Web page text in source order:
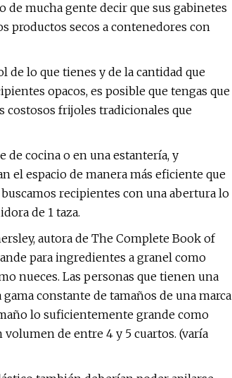
de mucha gente decir que sus gabinetes
productos secos a contenedores con
lo que tienes y de la cantidad que
opacos, es posible que tengas que
costosos frijoles tradicionales que
de cocina o en una estantería, y
el espacio de manera más eficiente que
recipientes con una abertura lo
de 1 taza.
autora de The Complete Book of
para ingredientes a granel como
nueces. Las personas que tienen una
constante de tamaños de una marca
lo suficientemente grande como
de entre 4 y 5 cuartos. (varía